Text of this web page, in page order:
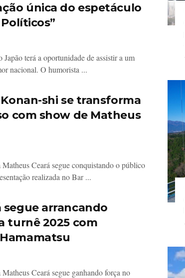
única do espetáculo
terá a oportunidade de assistir a um
nacional. O humorista ...
shi se transforma
com show de Matheus
Ceará segue conquistando o público
realizada no Bar ...
segue arrancando
turnê 2025 com
Ceará segue ganhando força no